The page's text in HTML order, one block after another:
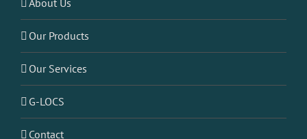
About Us
Our Products
Our Services
G-LOCS
Contact